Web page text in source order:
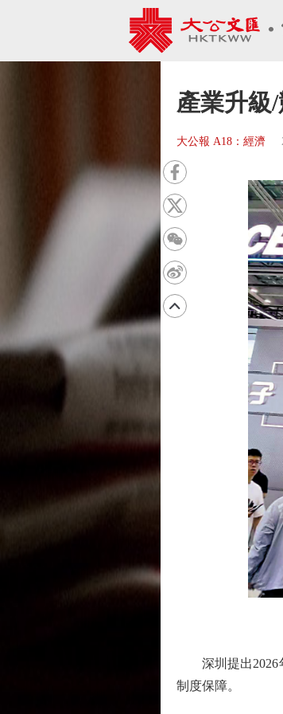
產業升級
大公報 A18：經濟
深圳提出2026年
制度保障。